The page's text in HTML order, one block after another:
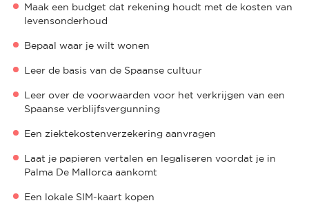
Maak een budget dat rekening houdt met de kosten van
levensonderhoud
Bepaal waar je wilt wonen
Leer de basis van de Spaanse cultuur
Leer over de voorwaarden voor het verkrijgen van een
Spaanse verblijfsvergunning
Een ziektekostenverzekering aanvragen
Laat je papieren vertalen en legaliseren voordat je in
Palma De Mallorca aankomt
Een lokale SIM-kaart kopen